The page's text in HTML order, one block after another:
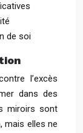
de soi
l’excès
dans des
miroirs sont
mais elles ne